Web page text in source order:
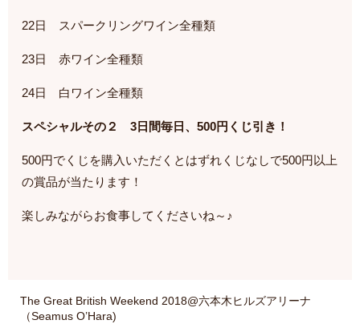
22日 スパークリングワイン全種類
23日 赤ワイン全種類
24日 白ワイン全種類
スペシャルその２ 3日間毎日、500円くじ引き！
500円でくじを購入いただくとはずれくじなしで500円以上
の賞品が当たります！
楽しみながらお食事してくださいね～♪
The Great British Weekend 2018@六本木ヒルズアリーナ
（Seamus O’Hara)